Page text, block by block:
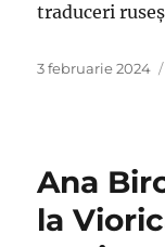
traduceri
Publicat
3 februarie 2024
Ana
la